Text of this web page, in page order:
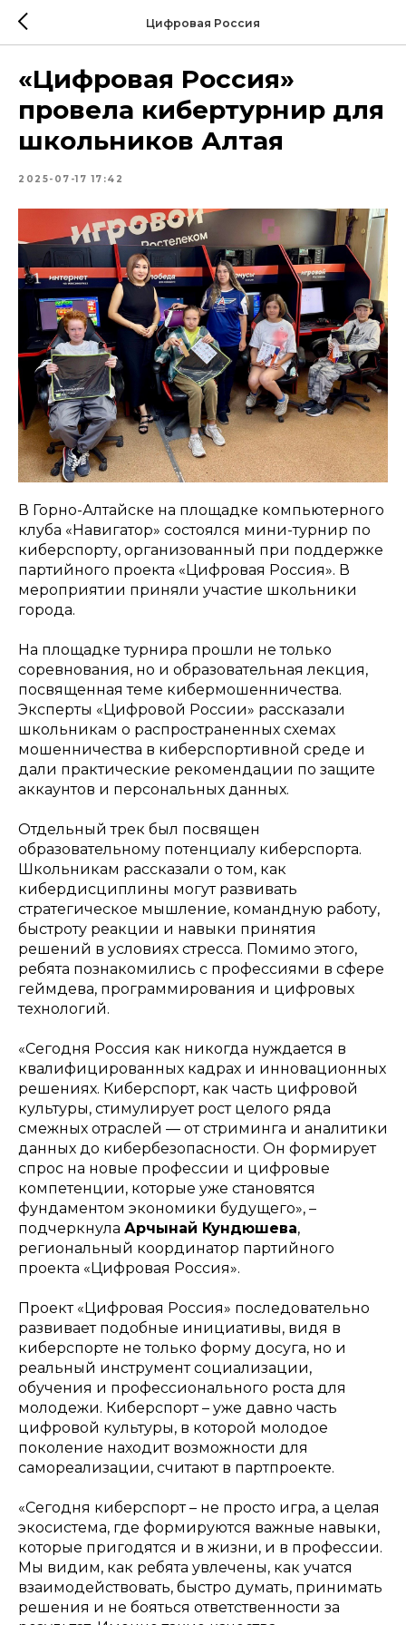
Цифровая Россия
«Цифровая Россия»
провела кибертурнир для
школьников Алтая
2025-07-17 17:42
В Горно-Алтайске на площадке компьютерного
клуба «Навигатор» состоялся мини-турнир по
киберспорту, организованный при поддержке
партийного проекта «Цифровая Россия». В
мероприятии приняли участие школьники
города.
​На площадке турнира прошли не только
соревнования, но и образовательная лекция,
посвященная теме кибермошенничества.
Эксперты «Цифровой России» рассказали
школьникам о распространенных схемах
мошенничества в киберспортивной среде и
дали практические рекомендации по защите
аккаунтов и персональных данных.
​Отдельный трек был посвящен
образовательному потенциалу киберспорта.
Школьникам рассказали о том, как
кибердисциплины могут развивать
стратегическое мышление, командную работу,
быстроту реакции и навыки принятия
решений в условиях стресса. Помимо этого,
ребята познакомились с профессиями в сфере
геймдева, программирования и цифровых
технологий.
​«Сегодня Россия как никогда нуждается в
квалифицированных кадрах и инновационных
решениях. Киберспорт, как часть цифровой
культуры, стимулирует рост целого ряда
смежных отраслей — от стриминга и аналитики
данных до кибербезопасности. Он формирует
спрос на новые профессии и цифровые
компетенции, которые уже становятся
фундаментом экономики будущего», –
подчеркнула Арчынай Кундюшева,
региональный координатор партийного
проекта «Цифровая Россия».
Проект «Цифровая Россия» последовательно
развивает подобные инициативы, видя в
киберспорте не только форму досуга, но и
реальный инструмент социализации,
обучения и профессионального роста для
молодежи. Киберспорт – уже давно часть
цифровой культуры, в которой молодое
поколение находит возможности для
самореализации, считают в партпроекте.
«Сегодня киберспорт – не просто игра, а целая
экосистема, где формируются важные навыки,
которые пригодятся и в жизни, и в профессии.
Мы видим, как ребята увлечены, как учатся
взаимодействовать, быстро думать, принимать
решения и не бояться ответственности за